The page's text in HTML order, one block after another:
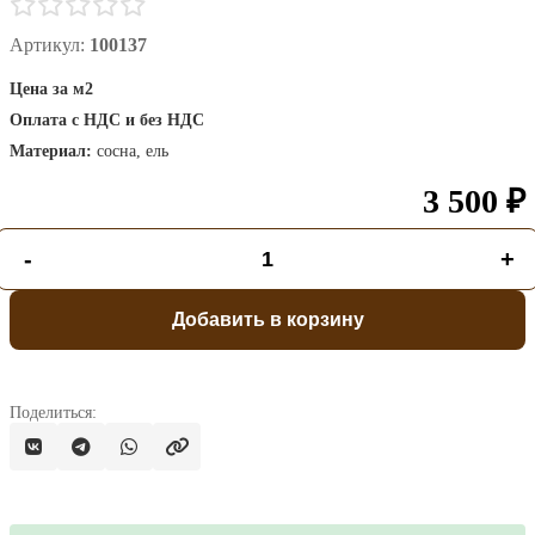
Артикул: 100137
Цена за м2
Оплата с НДС и без НДС
Материал: сосна, ель
3 500 ₽
- +
Добавить в корзину
Поделиться: